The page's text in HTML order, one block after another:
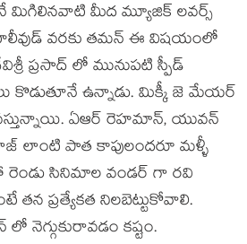
మిగిలినవాటి మీద మ్యూజిక్ లవర్స్
టాలీవుడ్ వరకు తమన్ ఈ విషయంలో
ప్రసాద్ లో మునుపటి స్పీడ్
కొడుతూనే ఉన్నాడు. మిక్కీ జె మేయర్
ఏఆర్ రెహమాన్, యువన్
లాంటి పాత కాపులందరూ మళ్ళీ
రెండు సినిమాల వండర్ గా రవి
తన ప్రత్యేకత నిలబెట్టుకోవాలి.
నెగ్గుకురావడం కష్టం.